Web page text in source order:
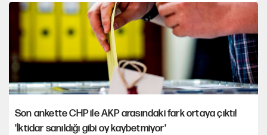
Son ankette CHP ile AKP arasındaki fark ortaya çıktı!
'İktidar sanıldığı gibi oy kaybetmiyor'